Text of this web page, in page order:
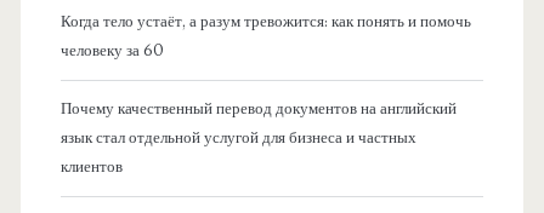
Когда тело устаёт, а разум тревожится: как понять и помочь
человеку за 60
Почему качественный перевод документов на английский
язык стал отдельной услугой для бизнеса и частных
клиентов